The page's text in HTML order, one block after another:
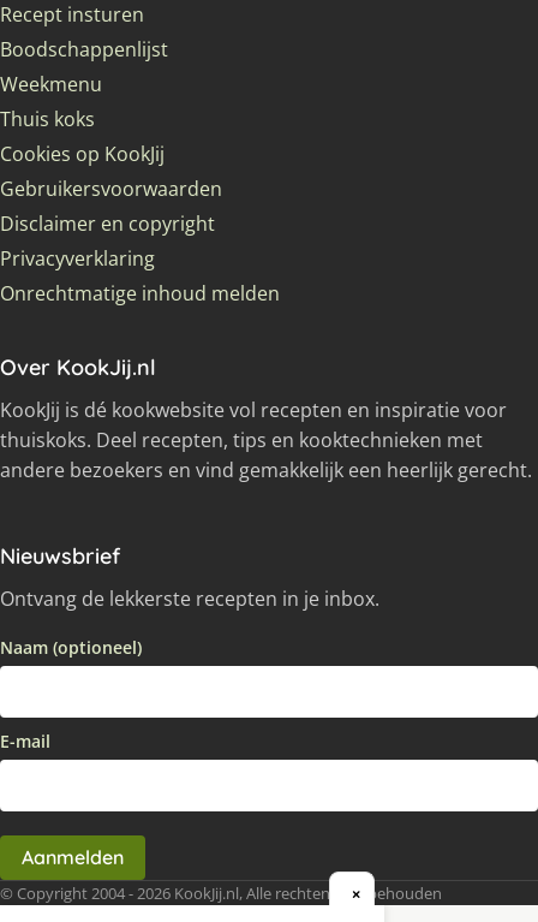
Recept insturen
Boodschappenlijst
Weekmenu
Thuis koks
Cookies op KookJij
Gebruikersvoorwaarden
Disclaimer en copyright
Privacyverklaring
Onrechtmatige inhoud melden
Over KookJij.nl
KookJij is dé kookwebsite vol recepten en inspiratie voor
thuiskoks. Deel recepten, tips en kooktechnieken met
andere bezoekers en vind gemakkelijk een heerlijk gerecht.
Nieuwsbrief
Ontvang de lekkerste recepten in je inbox.
Naam (optioneel)
E-mail
Aanmelden
© Copyright 2004 - 2026 KookJij.nl, Alle rechten voorbehouden
×